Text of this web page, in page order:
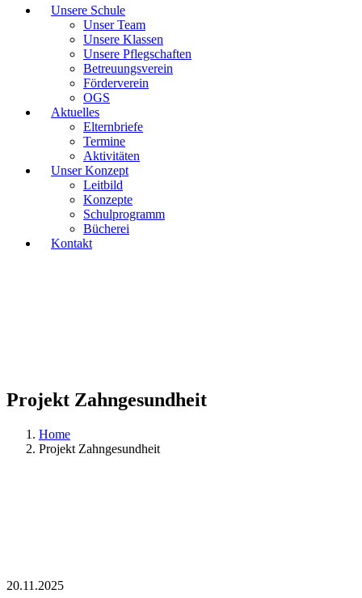
Unsere Schule
Unser Team
Unsere Klassen
Unsere Pflegschaften
Betreuungsverein
Förderverein
OGS
Aktuelles
Elternbriefe
Termine
Aktivitäten
Unser Konzept
Leitbild
Konzepte
Schulprogramm
Bücherei
Kontakt
Projekt Zahngesundheit
Home
Projekt Zahngesundheit
20.11.2025